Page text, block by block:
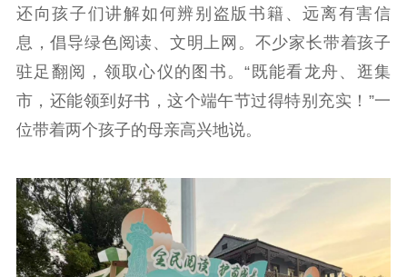
还向孩子们讲解如何辨别盗版书籍、远离有害信
息，倡导绿色阅读、文明上网。不少家长带着孩子
驻足翻阅，领取心仪的图书。“既能看龙舟、逛集
市，还能领到好书，这个端午节过得特别充实！”一
位带着两个孩子的母亲高兴地说。